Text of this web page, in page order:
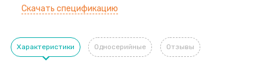
Скачать спецификацию
Характеристики Односерийные Отзывы